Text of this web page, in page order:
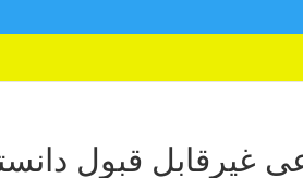
غیرقابل قبول